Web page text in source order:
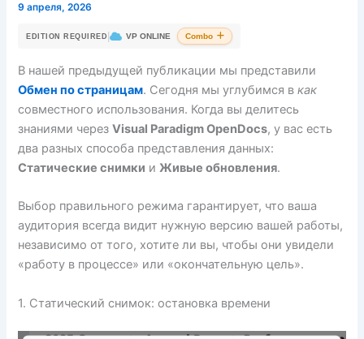
9 апреля, 2026
EDITION REQUIRED | VP ONLINE Combo
В нашей предыдущей публикации мы представили
Обмен по страницам. Сегодня мы углубимся вкак
совместного использования. Когда вы делитесь
знаниями черезVisual Paradigm OpenDocs, у вас есть
два разных способа представления данных:
Статические снимки иЖивые обновления.
Выбор правильного режима гарантирует, что ваша
аудитория всегда видит нужную версию вашей работы,
независимо от того, хотите ли вы, чтобы они увидели
«работу в процессе» или «окончательную цель».
1. Статический снимок: остановка времени